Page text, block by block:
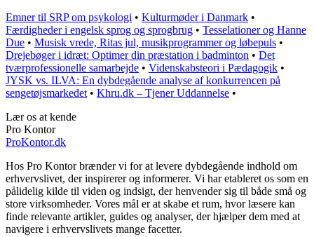
Emner til SRP om psykologi • Kulturmøder i Danmark •
Færdigheder i engelsk sprog og sprogbrug • Tesselationer og Hanne
Due • Musisk vrede, Ritas jul, musikprogrammer og løbepuls •
Drejebøger i idræt: Optimer din præstation i badminton • Det
tværprofessionelle samarbejde • Videnskabsteori i Pædagogik •
JYSK vs. ILVA: En dybdegående analyse af konkurrencen på
sengetøjsmarkedet • Khru.dk – Tjener Uddannelse •
Lær os at kende
Pro Kontor
ProKontor.dk
Hos Pro Kontor brænder vi for at levere dybdegående indhold om
erhvervslivet, der inspirerer og informerer. Vi har etableret os som en
pålidelig kilde til viden og indsigt, der henvender sig til både små og
store virksomheder. Vores mål er at skabe et rum, hvor læsere kan
finde relevante artikler, guides og analyser, der hjælper dem med at
navigere i erhvervslivets mange facetter.